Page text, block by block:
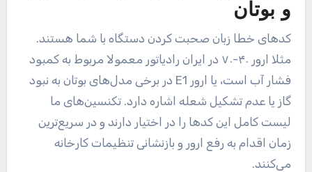
و بوتان
کدهای خطا زبان صحبت کردن دستگاه با شما هستند.
مثلا ارور ۴۰-۷۰ در ایران رادیاتور معمولا مربوط به کمبود
فشار آب است، یا ارور E1 در برخی مدل‌های بوتان به نبود
گاز یا عدم تشکیل شعله اشاره دارد. تکنسین‌های ما
لیست کامل این کدها را در اختیار دارند و در سریع‌ترین
زمان اقدام به رفع ارور و بازنشانی تنظیمات کارخانه
می‌کنند.